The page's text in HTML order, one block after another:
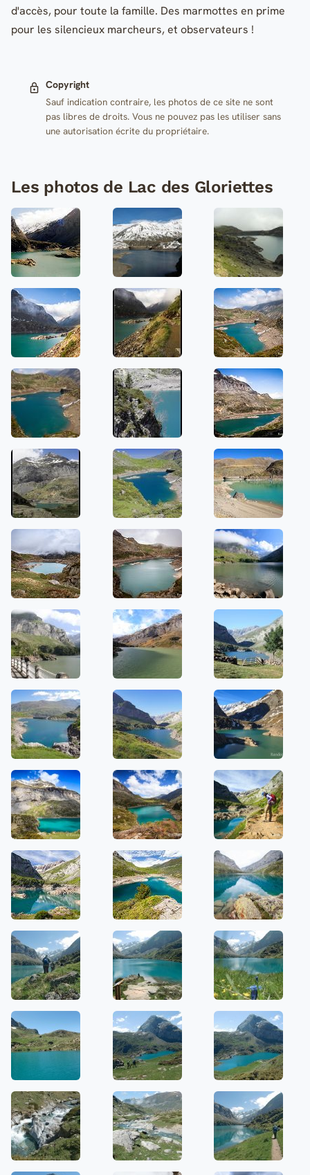
d'accès, pour toute la famille. Des marmottes en prime
pour les silencieux marcheurs, et observateurs !
Copyright
Sauf indication contraire, les photos de ce site ne sont
pas libres de droits. Vous ne pouvez pas les utiliser sans
une autorisation écrite du propriétaire.
Les photos de Lac des Gloriettes